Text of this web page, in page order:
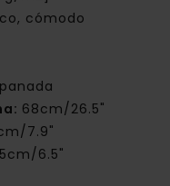
cómodo
68cm/26.5"
7.9"
6.5"